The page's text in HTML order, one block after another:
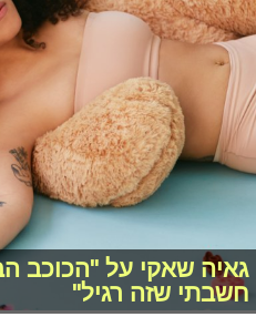
גאיה שאקי על "הכוכב
חשבתי שזה רגיל"